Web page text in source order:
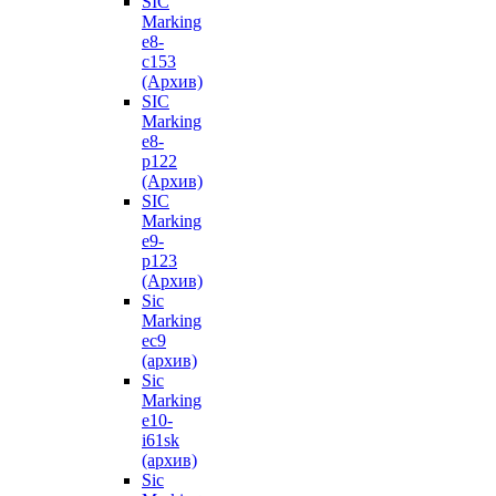
Marking
e8-
с153
(Архив)
SIC
Marking
e8-
p122
(Архив)
SIC
Marking
e9-
p123
(Архив)
Sic
Marking
ec9
(архив)
Sic
Marking
e10-
i61sk
(архив)
Sic